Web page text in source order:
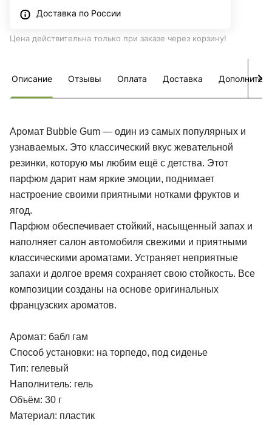
Доставка по России
Цена действительна только при заказе через корзину!
Описание Отзывы Оплата Доставка
Аромат Bubble Gum — один из самых популярных и
узнаваемых. Это классический вкус жевательной
резинки, которую мы любим ещё с детства. Этот
парфюм дарит нам яркие эмоции, поднимает
настроение своими приятными нотками фруктов и
ягод.
Парфюм обеспечивает стойкий, насыщенный запах и
наполняет салон автомобиля свежими и приятными
классическими ароматами. Устраняет неприятные
запахи и долгое время сохраняет свою стойкость. Все
композиции созданы на основе оригинальных
французских ароматов.
Аромат: бабл гам
Способ установки: на торпедо, под сиденье
Тип: гелевый
Наполнитель: гель
Объём: 30 г
Материал: пластик